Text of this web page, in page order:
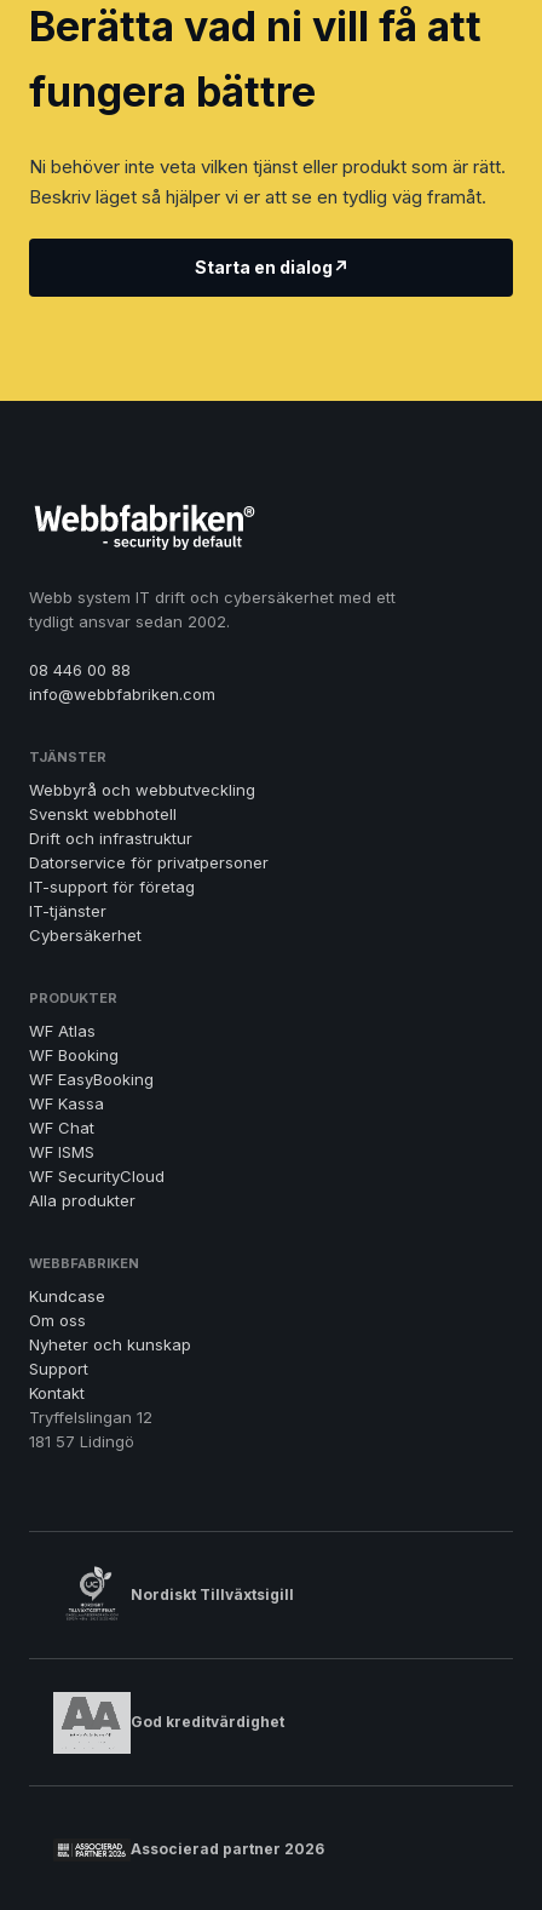
Berätta vad ni vill få att
fungera bättre
Ni behöver inte veta vilken tjänst eller produkt som är rätt.
Beskriv läget så hjälper vi er att se en tydlig väg framåt.
Starta en dialog↗
Webb system IT drift och cybersäkerhet med ett
tydligt ansvar sedan 2002.
08 446 00 88
info@webbfabriken.com
TJÄNSTER
Webbyrå och webbutveckling
Svenskt webbhotell
Drift och infrastruktur
Datorservice för privatpersoner
IT-support för företag
IT-tjänster
Cybersäkerhet
PRODUKTER
WF Atlas
WF Booking
WF EasyBooking
WF Kassa
WF Chat
WF ISMS
WF SecurityCloud
Alla produkter
WEBBFABRIKEN
Kundcase
Om oss
Nyheter och kunskap
Support
Kontakt
Tryffelslingan 12
181 57 Lidingö
Nordiskt Tillväxtsigill
God kreditvärdighet
Associerad partner 2026